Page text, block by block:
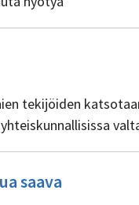
tekijöiden
saava